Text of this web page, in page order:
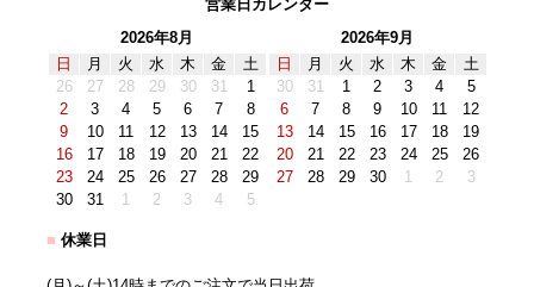
営業日カレンダー
2026年8月
日
月 火 水 木 金
土
26
27 28 29 30 31
1
2
3 4 5 6 7
8
9
10 11 12 13 14
15
16
17 18 19 20 21
22
23
24 25 26 27 28
29
30
31 1 2 3 4 5
2026年9月
日
月 火 水 木 金
土
30
31 1 2 3 4
5
6
7 8 9 10 11
12
13
14 15 16 17 18
19
20
21 22 23 24 25
26
27
28 29 30 1 2 3
■ 休業日